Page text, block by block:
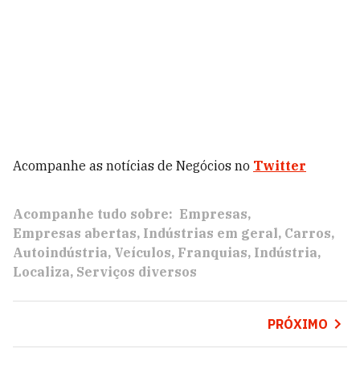
Acompanhe as notícias de Negócios no Twitter
Acompanhe tudo sobre: Empresas
Empresas abertas Indústrias em geral Carros
Autoindústria Veículos Franquias Indústria
Localiza Serviços diversos
PRÓXIMO